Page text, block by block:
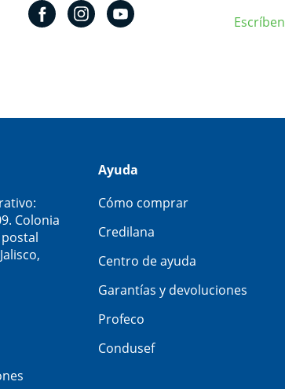
Colonia
Ayuda
Cómo comprar
Credilana
Centro de ayuda
Garantías y devoluciones
Profeco
Condusef